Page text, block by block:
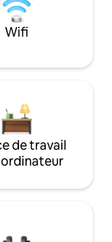
Wifi
de travail